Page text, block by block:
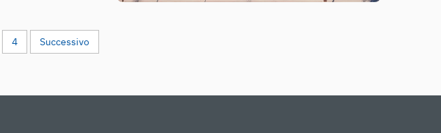
4 Successivo